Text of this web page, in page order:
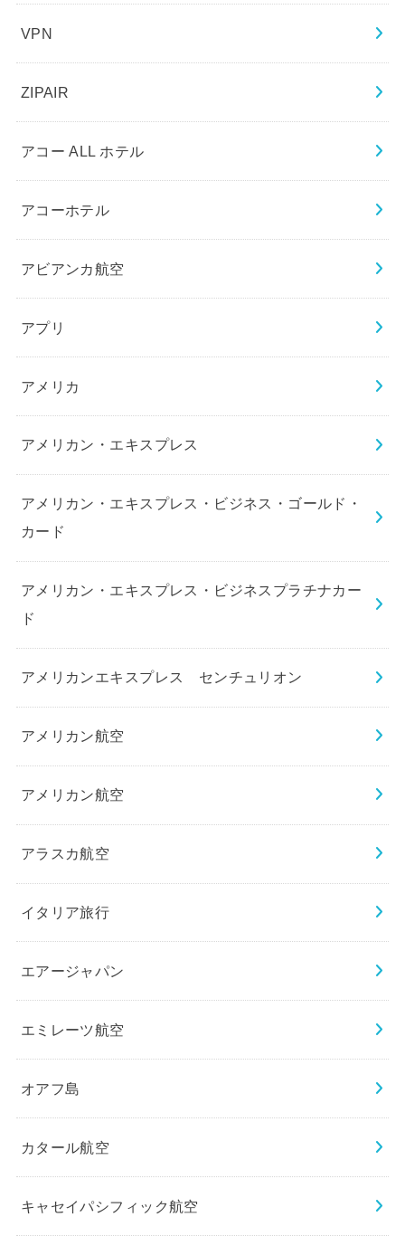
VPN
ZIPAIR
アコー ALL ホテル
アコーホテル
アビアンカ航空
アプリ
アメリカ
アメリカン・エキスプレス
アメリカン・エキスプレス・ビジネス・ゴールド・
カード
アメリカン・エキスプレス・ビジネスプラチナカー
ド
アメリカンエキスプレス センチュリオン
アメリカン航空
アメリカン航空
アラスカ航空
イタリア旅行
エアージャパン
エミレーツ航空
オアフ島
カタール航空
キャセイパシフィック航空